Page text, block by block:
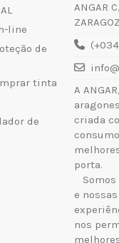
line
de
tinta
de
ANGAR
A
criada
porta.
Somos
e
nos